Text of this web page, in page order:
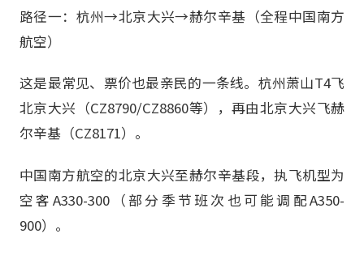
路径一：杭州→北京大兴→赫尔辛基（全程中国南方
航空）
这是最常见、票价也最亲民的一条线。杭州萧山T4飞
北京大兴（CZ8790/CZ8860等），再由北京大兴飞赫
尔辛基（CZ8171）。
中国南方航空的北京大兴至赫尔辛基段，执飞机型为
空客A330-300（部分季节班次也可能调配A350-
900）。